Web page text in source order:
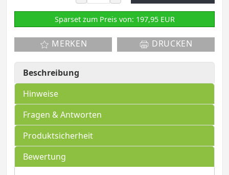
Sparset zum Preis von: 197,95 EUR
MERKEN DRUCKEN
Beschreibung
Hinweise
Fragen & Antworten
Produktsicherheit
Bewertung